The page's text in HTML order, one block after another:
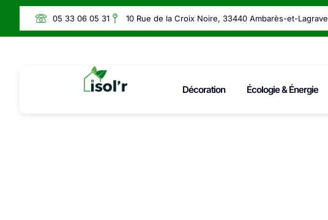
05 33 06 05 31 10 Rue de la Croix Noire, 33440 Ambarès-et-Lagrave
Décoration Écologie & Énergie